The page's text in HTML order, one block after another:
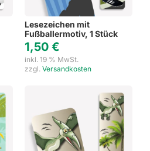
Lesezeichen mit
Fußballermotiv, 1 Stück
1,50 €
inkl. 19 % MwSt.
zzgl. Versandkosten